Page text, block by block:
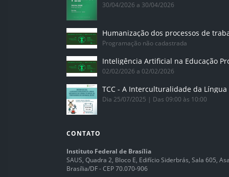
30/04/2026 a 30/04/2026
Humanização dos processos de
Programação não cadastrada
02/02/2026 a 02/02/2026
Dia 25/07/2025 | Das 09:00 às 10:00
CONTATO
Instituto Federal de Brasília
SAUS, Quadra 2, Bloco E, Edifício Siderbrás, Sala 605,
Brasília/DF - CEP 70.070-906